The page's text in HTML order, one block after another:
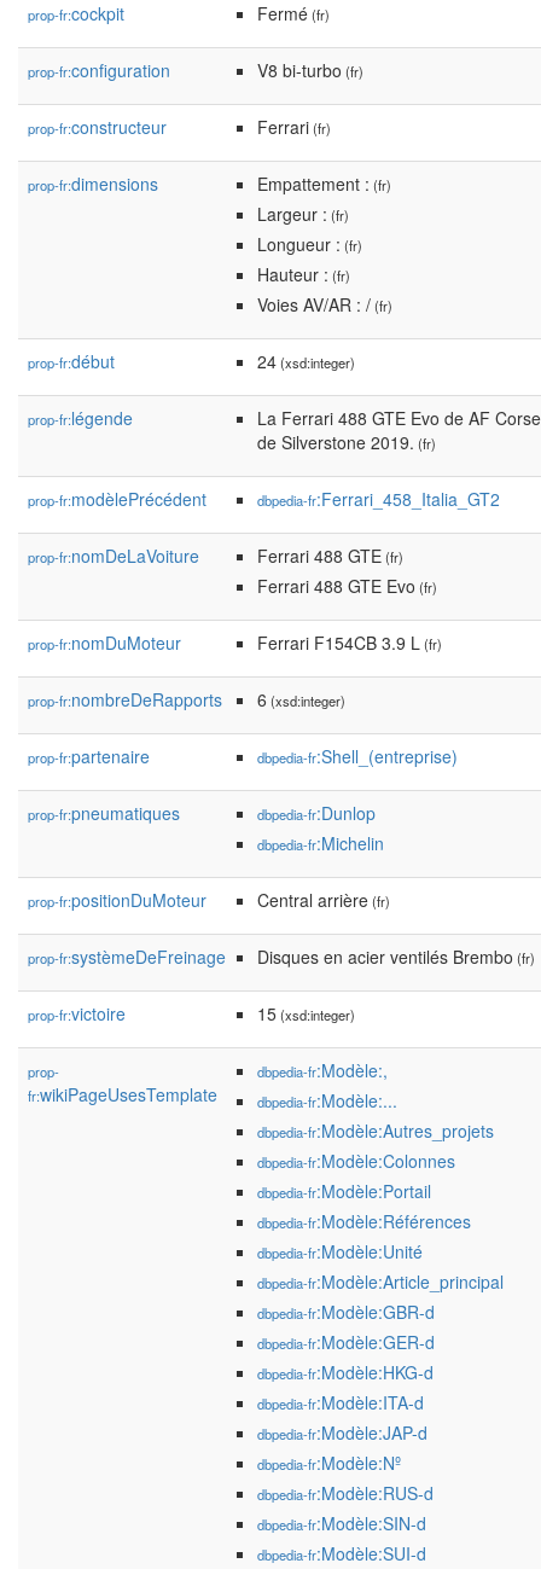
prop-fr:cockpit Fermé(fr)
prop-fr:configuration V8 bi-turbo (fr)
prop-fr:constructeur Ferrari(fr)
prop-fr:dimensions Empattement : (fr)
Largeur : (fr)
Longueur : (fr)
Hauteur : (fr)
Voies AV/AR : /(fr)
prop-fr:début 24(xsd:integer)
prop-fr:légende
La Ferrari 488 GTE Evo de AF
de Silverstone 2019. (fr)
prop-fr:modèlePrécédent dbpedia-fr:Ferrari_458_Italia_GT2
prop-fr:nomDeLaVoiture Ferrari 488 GTE(fr)
Ferrari 488 GTE Evo (fr)
prop-fr:nomDuMoteur Ferrari F154CB 3.9 L(fr)
prop-fr:nombreDeRapports 6 (xsd:integer)
prop-fr:partenaire dbpedia-fr:Shell_(entreprise)
prop-fr:pneumatiques dbpedia-fr:Dunlop
dbpedia-fr:Michelin
prop-fr:positionDuMoteur Central arrière(fr)
prop-fr:systèmeDeFreinage Disques en acier ventilés Brembo (fr)
prop-fr:victoire 15(xsd:integer)
prop-
fr:wikiPageUsesTemplate
dbpedia-fr:Modèle:,
dbpedia-fr:Modèle:...
dbpedia-fr:Modèle:Autres_projets
dbpedia-fr:Modèle:Colonnes
dbpedia-fr:Modèle:Portail
dbpedia-fr:Modèle:Références
dbpedia-fr:Modèle:Unité
dbpedia-fr:Modèle:Article_principal
dbpedia-fr:Modèle:GBR-d
dbpedia-fr:Modèle:GER-d
dbpedia-fr:Modèle:HKG-d
dbpedia-fr:Modèle:ITA-d
dbpedia-fr:Modèle:JAP-d
dbpedia-fr:Modèle:Nº
dbpedia-fr:Modèle:RUS-d
dbpedia-fr:Modèle:SIN-d
dbpedia-fr:Modèle:SUI-d